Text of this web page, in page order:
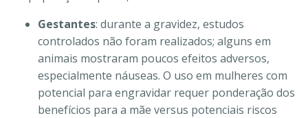
Gestantes: durante a gravidez, estudos
controlados não foram realizados; alguns em
animais mostraram poucos efeitos adversos,
especialmente náuseas. O uso em mulheres com
potencial para engravidar requer ponderação dos
benefícios para a mãe versus potenciais riscos